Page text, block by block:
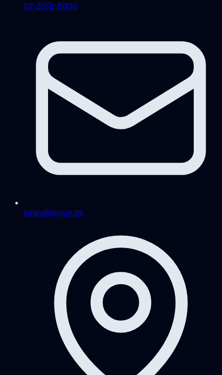
02-2552-8000
sales@wejun.tw